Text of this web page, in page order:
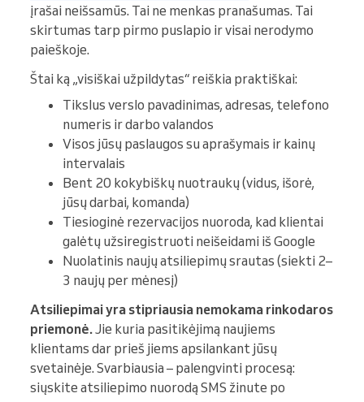
įrašai neišsamūs. Tai ne menkas pranašumas. Tai
skirtumas tarp pirmo puslapio ir visai nerodymo
paieškoje.
Štai ką „visiškai užpildytas“ reiškia praktiškai:
Tikslus verslo pavadinimas, adresas, telefono
numeris ir darbo valandos
Visos jūsų paslaugos su aprašymais ir kainų
intervalais
Bent 20 kokybiškų nuotraukų (vidus, išorė,
jūsų darbai, komanda)
Tiesioginė rezervacijos nuoroda, kad klientai
galėtų užsiregistruoti neišeidami iš Google
Nuolatinis naujų atsiliepimų srautas (siekti 2–
3 naujų per mėnesį)
Atsiliepimai yra stipriausia nemokama rinkodaros
priemonė.Jie kuria pasitikėjimą naujiems
klientams dar prieš jiems apsilankant jūsų
svetainėje. Svarbiausia – palengvinti procesą:
siųskite atsiliepimo nuorodą SMS žinute po